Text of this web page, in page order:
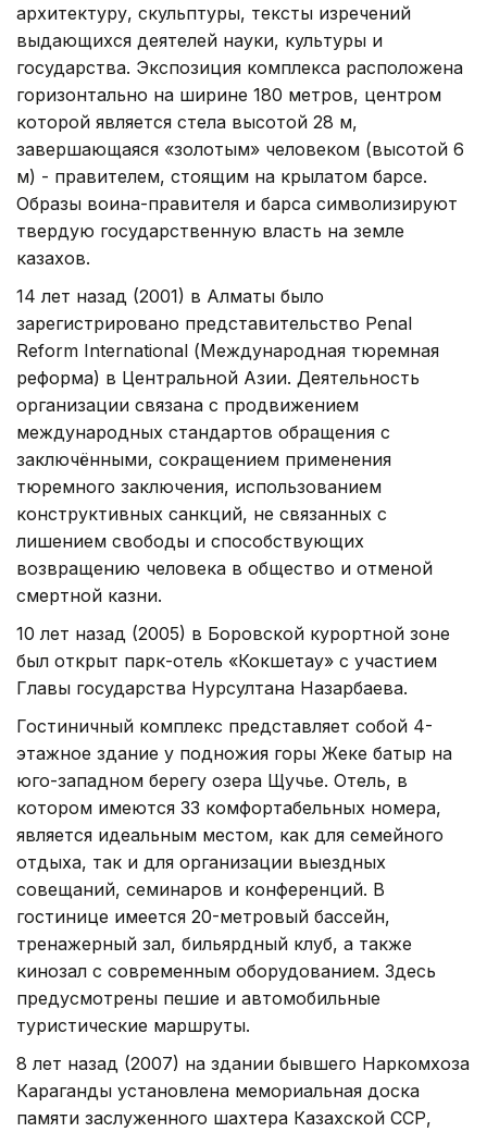
архитектуру, скульптуры, тексты изречений
выдающихся деятелей науки, культуры и
государства. Экспозиция комплекса расположена
горизонтально на ширине 180 метров, центром
которой является стела высотой 28 м,
завершающаяся «золотым» человеком (высотой 6
м) - правителем, стоящим на крылатом барсе.
Образы воина-правителя и барса символизируют
твердую государственную власть на земле
казахов.
14 лет назад (2001) в Алматы было
зарегистрировано представительство Penal
Reform International (Международная тюремная
реформа) в Центральной Азии. Деятельность
организации связана с продвижением
международных стандартов обращения с
заключёнными, сокращением применения
тюремного заключения, использованием
конструктивных санкций, не связанных с
лишением свободы и способствующих
возвращению человека в общество и отменой
смертной казни.
10 лет назад (2005) в Боровской курортной зоне
был открыт парк-отель «Кокшетау» с участием
Главы государства Нурсултана Назарбаева.
Гостиничный комплекс представляет собой 4-
этажное здание у подножия горы Жеке батыр на
юго-западном берегу озера Щучье. Отель, в
котором имеются 33 комфортабельных номера,
является идеальным местом, как для семейного
отдыха, так и для организации выездных
совещаний, семинаров и конференций. В
гостинице имеется 20-метровый бассейн,
тренажерный зал, бильярдный клуб, а также
кинозал с современным оборудованием. Здесь
предусмотрены пешие и автомобильные
туристические маршруты.
8 лет назад (2007) на здании бывшего Наркомхоза
Караганды установлена мемориальная доска
памяти заслуженного шахтера Казахской ССР,